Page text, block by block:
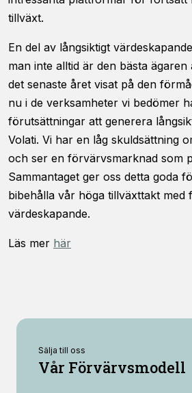
tillväxt.
En del av långsiktigt
man inte alltid är den bästa
det senaste året visat på den
nu i de verksamheter vi bedömer
förutsättningar att generera
Volati. Vi har en låg skuldsättning
och ser en förvärvsmarknad som
Sammantaget ger oss detta goda
bibehålla vår höga tillväxttakt med
värdeskapande.
Läs mer här
Sälja till oss
Vår Förvärvsmodell